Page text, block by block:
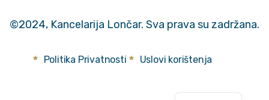
©2024, Kancelarija Lončar. Sva prava su zadržana.
Politika Privatnosti Uslovi korištenja